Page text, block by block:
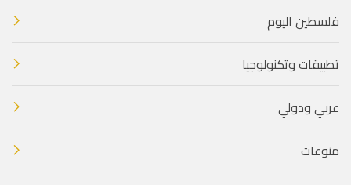
فلسطين اليوم
تطبيقات وتكنولوجيا
عربي ودولي
منوعات